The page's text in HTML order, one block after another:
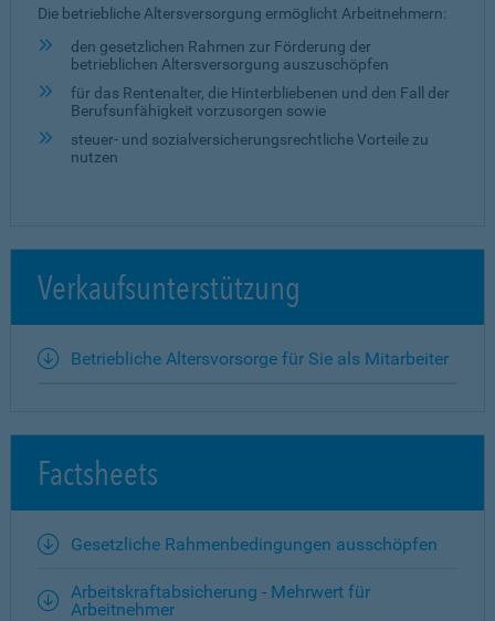
Die betriebliche Altersversorgung ermöglicht Arbeitnehmern:
den gesetzlichen Rahmen zur Förderung der
betrieblichen Altersversorgung auszuschöpfen
für das Rentenalter, die Hinterbliebenen und den Fall der
Berufsunfähigkeit vorzusorgen sowie
steuer- und sozialversicherungsrechtliche Vorteile zu
nutzen
Verkaufsunterstützung
Betriebliche Altersvorsorge für Sie als Mitarbeiter
Factsheets
Gesetzliche Rahmenbedingungen ausschöpfen
Arbeitskraftabsicherung - Mehrwert für
Arbeitnehmer